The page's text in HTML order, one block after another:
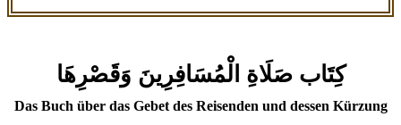
كِتَاب صَلَاةِ الْمُسَافِرِينَ وَقَصْرِهَا
Das Buch über das Gebet des Reisenden und dessen Kürzung